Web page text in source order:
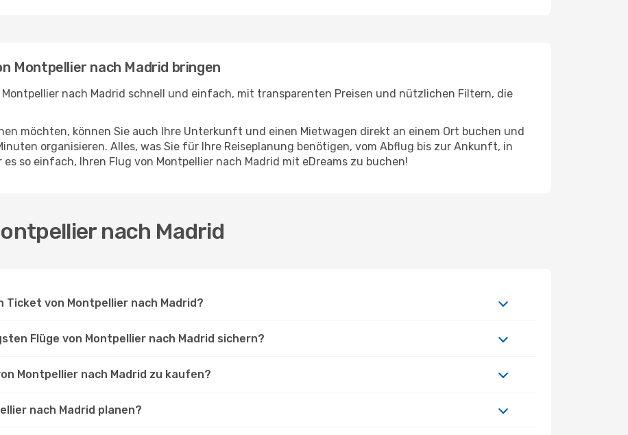
Montpellier nach Madrid bringen
Montpellier nach Madrid schnell und einfach, mit transparenten Preisen und nützlichen Filtern, die
möchten, können Sie auch Ihre Unterkunft und einen Mietwagen direkt an einem Ort buchen und
organisieren. Alles, was Sie für Ihre Reiseplanung benötigen, vom Abflug bis zur Ankunft, in
so einfach, Ihren Flug von Montpellier nach Madrid mit eDreams zu buchen!
nach Madrid
von Montpellier nach Madrid?
Flüge von Montpellier nach Madrid sichern?
Montpellier nach Madrid zu kaufen?
nach Madrid planen?